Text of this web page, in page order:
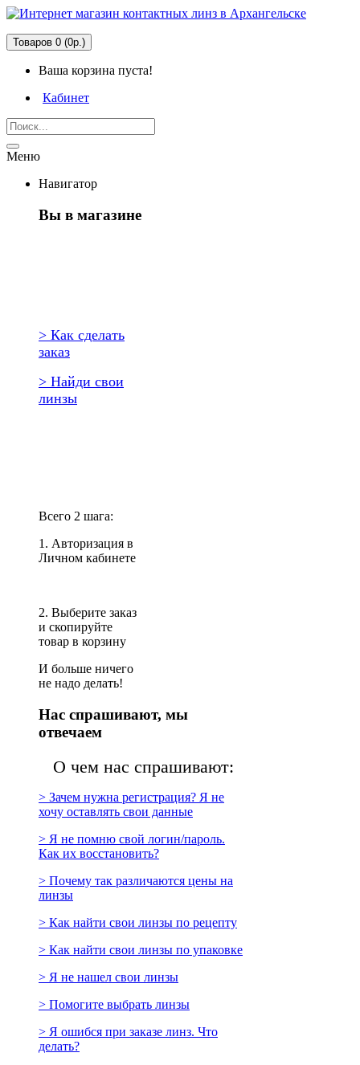
Товаров 0 (0р.)
Ваша корзина пуста!
Кабинет
Меню
Навигатор
Вы в магазине
> Как сделать
заказ
> Найди свои
линзы
Всего 2 шага:
1. Авторизация в
Личном кабинете
2. Выберите заказ
и скопируйте
товар в корзину
И больше ничего
не надо делать!
Нас спрашивают, мы
отвечаем
О чем нас спрашивают:
> Зачем нужна регистрация? Я не
хочу оставлять свои данные
> Я не помню свой логин/пароль.
Как их восстановить?
> Почему так различаются цены на
линзы
> Как найти свои линзы по рецепту
> Как найти свои линзы по упаковке
> Я не нашел свои линзы
> Помогите выбрать линзы
> Я ошибся при заказе линз. Что
делать?